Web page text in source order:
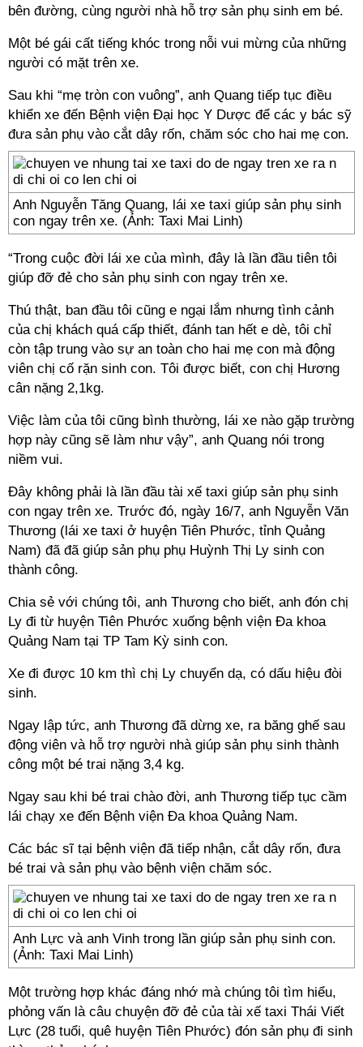
bên đường, cùng người nhà hỗ trợ sản phụ sinh em bé.
Một bé gái cất tiếng khóc trong nỗi vui mừng của những
người có mặt trên xe.
Sau khi “mẹ tròn con vuông”, anh Quang tiếp tục điều
khiển xe đến Bệnh viện Đại học Y Dược để các y bác sỹ
đưa sản phụ vào cắt dây rốn, chăm sóc cho hai mẹ con.
Anh Nguyễn Tăng Quang, lái xe taxi giúp sản phụ sinh
con ngay trên xe. (Ảnh: Taxi Mai Linh)
“Trong cuộc đời lái xe của mình, đây là lần đầu tiên tôi
giúp đỡ đẻ cho sản phụ sinh con ngay trên xe.
Thú thật, ban đầu tôi cũng e ngại lắm nhưng tình cảnh
của chị khách quá cấp thiết, đánh tan hết e dè, tôi chỉ
còn tập trung vào sự an toàn cho hai mẹ con mà động
viên chị cố rặn sinh con. Tôi được biết, con chị Hương
cân nặng 2,1kg.
Việc làm của tôi cũng bình thường, lái xe nào gặp trường
hợp này cũng sẽ làm như vậy”, anh Quang nói trong
niềm vui.
Đây không phải là lần đầu tài xế taxi giúp sản phụ sinh
con ngay trên xe. Trước đó, ngày 16/7, anh Nguyễn Văn
Thương (lái xe taxi ở huyện Tiên Phước, tỉnh Quảng
Nam) đã đã giúp sản phụ phụ Huỳnh Thị Ly sinh con
thành công.
Chia sẻ với chúng tôi, anh Thương cho biết, anh đón chị
Ly đi từ huyện Tiên Phước xuống bệnh viện Đa khoa
Quảng Nam tại TP Tam Kỳ sinh con.
Xe đi được 10 km thì chị Ly chuyển dạ, có dấu hiệu đòi
sinh.
Ngay lập tức, anh Thương đã dừng xe, ra băng ghế sau
động viên và hỗ trợ người nhà giúp sản phụ sinh thành
công một bé trai nặng 3,4 kg.
Ngay sau khi bé trai chào đời, anh Thương tiếp tục cầm
lái chạy xe đến Bệnh viện Đa khoa Quảng Nam.
Các bác sĩ tại bệnh viện đã tiếp nhận, cắt dây rốn, đưa
bé trai và sản phụ vào bệnh viện chăm sóc.
Anh Lực và anh Vinh trong lần giúp sản phụ sinh con.
(Ảnh: Taxi Mai Linh)
Một trường hợp khác đáng nhớ mà chúng tôi tìm hiểu,
phỏng vấn là câu chuyện đỡ đẻ của tài xế taxi Thái Viết
Lực (28 tuổi, quê huyện Tiên Phước) đón sản phụ đi sinh